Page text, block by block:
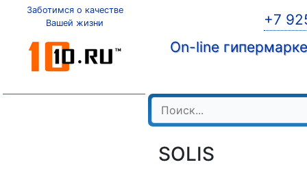
Заботимся о качестве
Вашей жизни
+7
On-line
SOLIS